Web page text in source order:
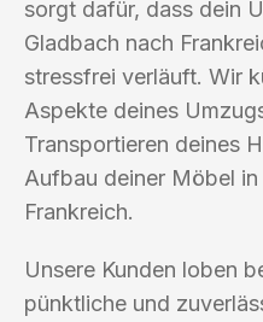
sorgt dafür, dass dein
Gladbach nach
stressfrei verläuft. Wir
Aspekte deines
Transportieren deines
Aufbau deiner Möbel in
Frankreich.
Unsere Kunden loben
pünktliche und